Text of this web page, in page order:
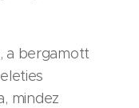
a bergamott
mindez